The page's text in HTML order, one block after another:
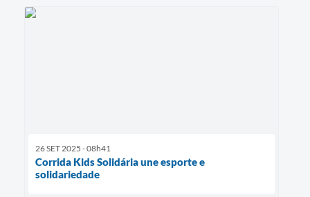
26 SET 2025 - 08h41
Corrida Kids Solidária une esporte e
solidariedade